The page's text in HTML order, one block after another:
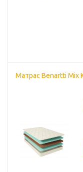
Матрас Benartti Mix